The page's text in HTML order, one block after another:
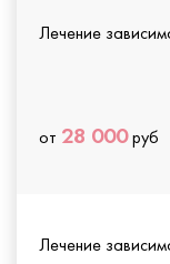
Лечение
от 28 000руб
Лечение